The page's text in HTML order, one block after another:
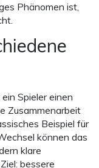
Phänomen ist,
Spieler einen
Zusammenarbeit
Beispiel für
können das
klare
bessere